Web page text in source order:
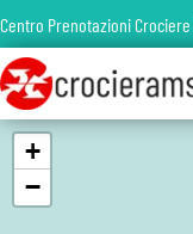
+
−
Centro Prenotazioni Crociere